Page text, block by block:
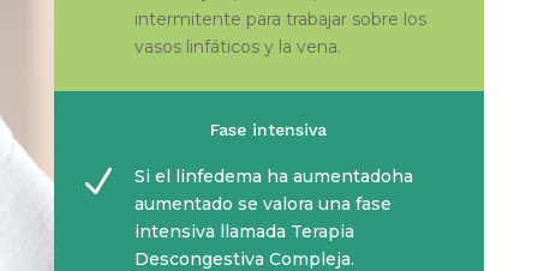
intermitente para trabajar sobre los
vasos linfáticos y la vena.
Fase intensiva
N
Si el linfedema ha aumentadoha
aumentado se valora una fase
intensiva llamada Terapia
Descongestiva Compleja.